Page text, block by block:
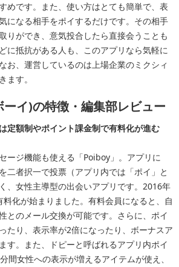
めです。また、使い方はとても簡単で、表
になる相手をポイするだけです。その相手
りができ、意気投合したら直接会うことも
に抵抗がある人も、このアプリなら気軽に
お、運営しているのは上場企業のミクシィ
ます。
イ)の特徴・編集部レビュー
定額制やポイント課金制で有料化が進む
ージ機能も使える「Poiboy」。アプリに
二者択一で投票（アプリ内では「ポイ」と
、女性主導型の出会いアプリです。2016年
化が始まりました。有料会員になると、自
とのメール交換が可能です。さらに、ポイ
たり、表示率が2倍になったり、ボーナスア
す。また、ドピーと呼ばれるアプリ内ポイ
間女性への表示が増えるアイテムが使え、